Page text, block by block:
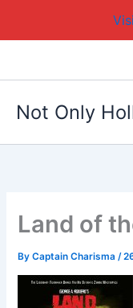
Not Only
Land of
ByCaptain Charisma /